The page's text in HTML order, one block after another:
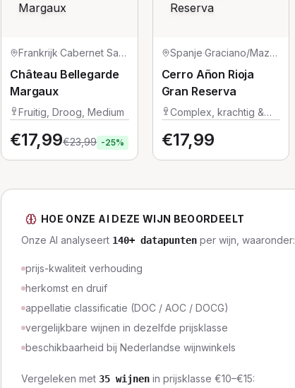
Frankrijk· Cabernet Sauvignon/Merlot/Petit Verdot
Château Bellegarde
Margaux
Fruitig, Droog, Medium
€17,99€23,99 -25%
Spanje· Graciano/Mazuelo/Tempranillo
Cerro Añon Rioja
Gran Reserva
Complex, krachtig &
€17,99
HOE ONZE AI DEZE WIJN BEOORDEELT
Onze AI analyseert 140+ datapunten per wijn, waaronder:
prijs-kwaliteit verhouding
herkomst en druif
appellatie classificatie (DOC / AOC / DOCG)
vergelijkbare wijnen in dezelfde prijsklasse
beschikbaarheid bij Nederlandse wijnwinkels
Vergeleken met 35 wijnen in prijsklasse €10–€15: